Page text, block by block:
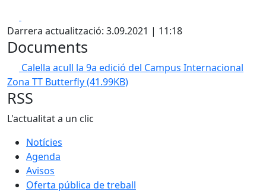
Darrera actualització: 3.09.2021 | 11:18
Documents
Calella acull la 9a edició del Campus Internacional
Zona TT Butterfly(41.99KB)
RSS
L'actualitat a un clic
Notícies
Agenda
Avisos
Oferta pública de treball